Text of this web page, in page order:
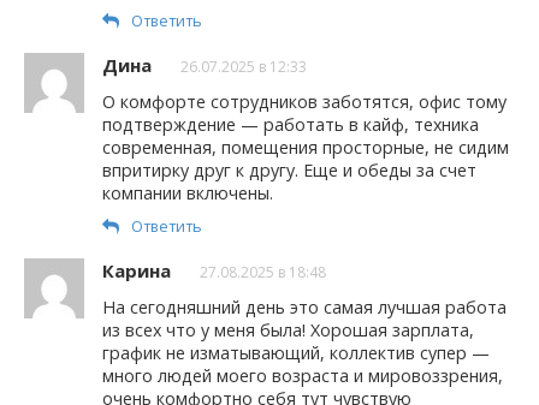
Ответить
Дина 26.07.2025 в 12:33
О комфорте сотрудников заботятся, офис тому
подтверждение — работать в кайф, техника
современная, помещения просторные, не сидим
впритирку друг к другу. Еще и обеды за счет
компании включены.
Ответить
Карина 27.08.2025 в 18:48
На сегодняшний день это самая лучшая работа
из всех что у меня была! Хорошая зарплата,
график не изматывающий, коллектив супер —
много людей моего возраста и мировоззрения,
очень комфортно себя тут чувствую